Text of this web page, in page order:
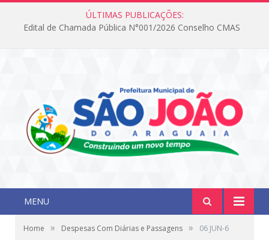
ÚLTIMAS PUBLICAÇÕES:
Edital de Chamada Pública N°001/2026 Conselho CMAS
MENU
Home » Despesas Com Diárias e Passagens » 06 JUN-6